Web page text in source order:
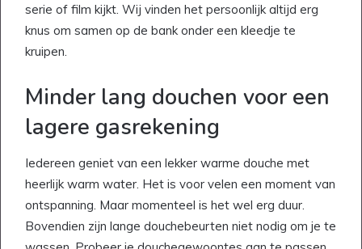
serie of film kijkt. Wij vinden het persoonlijk altijd erg
knus om samen op de bank onder een kleedje te
kruipen.
Minder lang douchen voor een
lagere gasrekening
Iedereen geniet van een lekker warme douche met
heerlijk warm water. Het is voor velen een moment van
ontspanning. Maar momenteel is het wel erg duur.
Bovendien zijn lange douchebeurten niet nodig om je te